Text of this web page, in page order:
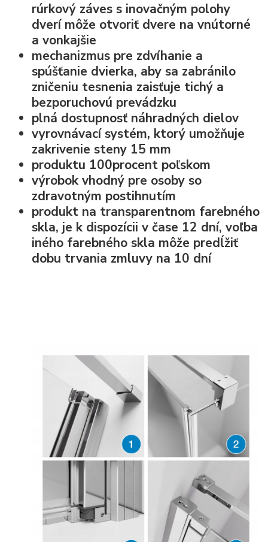
rúrkový záves s inovačným polohy
dverí môže otvoriť dvere na vnútorné
a vonkajšie
mechanizmus pre zdvíhanie a
spúšťanie dvierka, aby sa zabránilo
zničeniu tesnenia zaisťuje tichý a
bezporuchovú prevádzku
plná dostupnosť náhradných dielov
vyrovnávací systém, ktorý umožňuje
zakrivenie steny 15 mm
produktu 100procent poľskom
výrobok vhodný pre osoby so
zdravotným postihnutím
produkt na transparentnom farebného
skla, je k dispozícii v čase 12 dní, voľba
iného farebného skla môže predĺžiť
dobu trvania zmluvy na 10 dní